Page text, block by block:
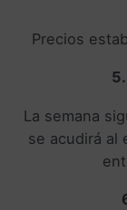
Precios
La semana
se acudirá al